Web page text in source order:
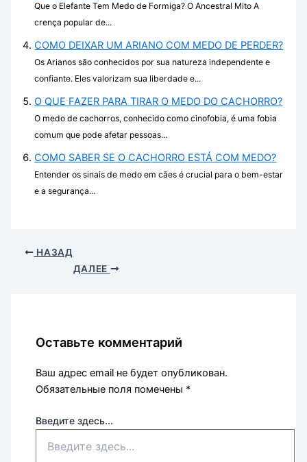
Que o Elefante Tem Medo de Formiga? O Ancestral Mito A
crença popular de...
COMO DEIXAR UM ARIANO COM MEDO DE PERDER?
Os Arianos são conhecidos por sua natureza independente e
confiante. Eles valorizam sua liberdade e...
O QUE FAZER PARA TIRAR O MEDO DO CACHORRO?
O medo de cachorros, conhecido como cinofobia, é uma fobia
comum que pode afetar pessoas...
COMO SABER SE O CACHORRO ESTÁ COM MEDO?
Entender os sinais de medo em cães é crucial para o bem-estar
e a segurança...
НАЗАД
ДАЛЕЕ
Оставьте комментарий
Ваш адрес email не будет опубликован.
Обязательные поля помечены *
Введите здесь...